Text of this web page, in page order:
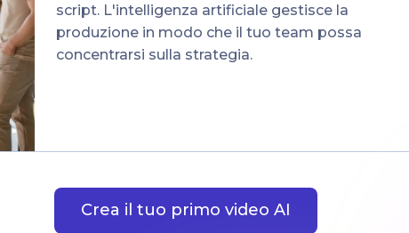
script. L'intelligenza artificiale gestisce la
produzione in modo che il tuo team possa
concentrarsi sulla strategia.
Crea il tuo primo video AI